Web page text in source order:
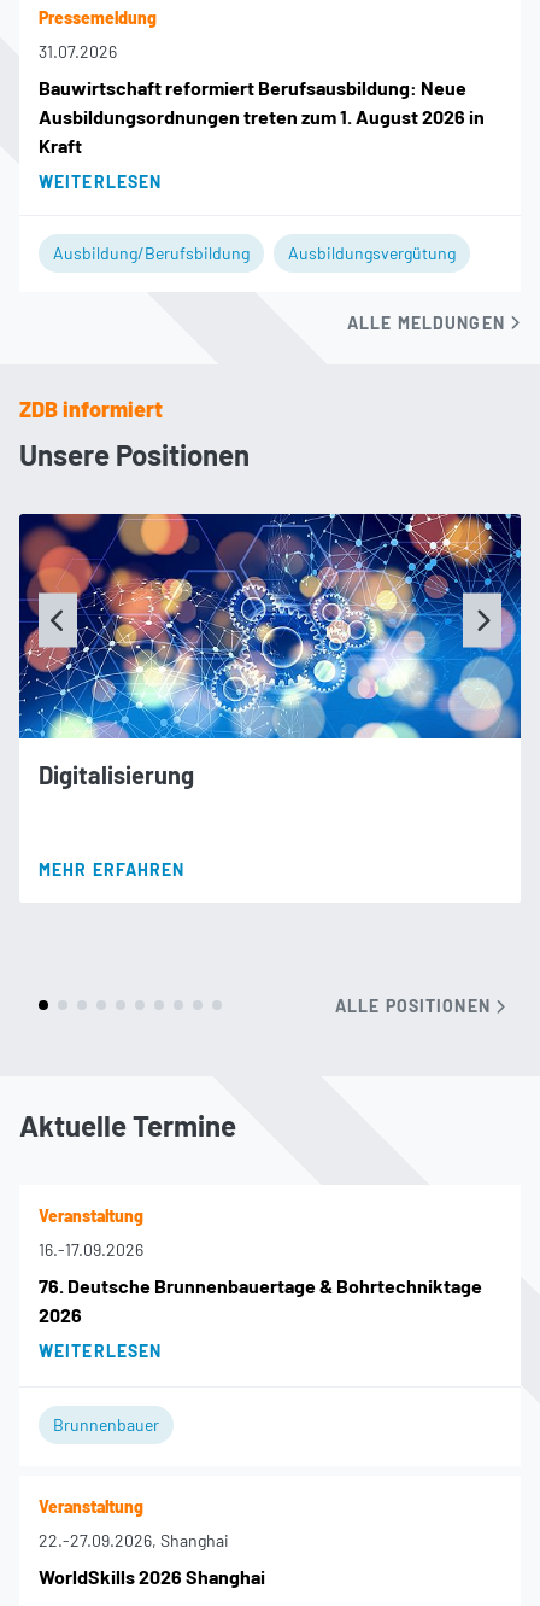
Pressemeldung
31.07.2026
Bauwirtschaft reformiert Berufsausbildung: Neue
Ausbildungsordnungen treten zum 1. August 2026 in
Kraft
WEITERLESEN
Ausbildung/Berufsbildung Ausbildungsvergütung
ALLE MELDUNGEN
ZDB informiert
Unsere Positionen
Digitalisierung
MEHR ERFAHREN
ALLE POSITIONEN
Aktuelle Termine
Veranstaltung
16.-17.09.2026
76. Deutsche Brunnenbauertage & Bohrtechniktage
2026
WEITERLESEN
Brunnenbauer
Veranstaltung
22.-27.09.2026, Shanghai
WorldSkills 2026 Shanghai